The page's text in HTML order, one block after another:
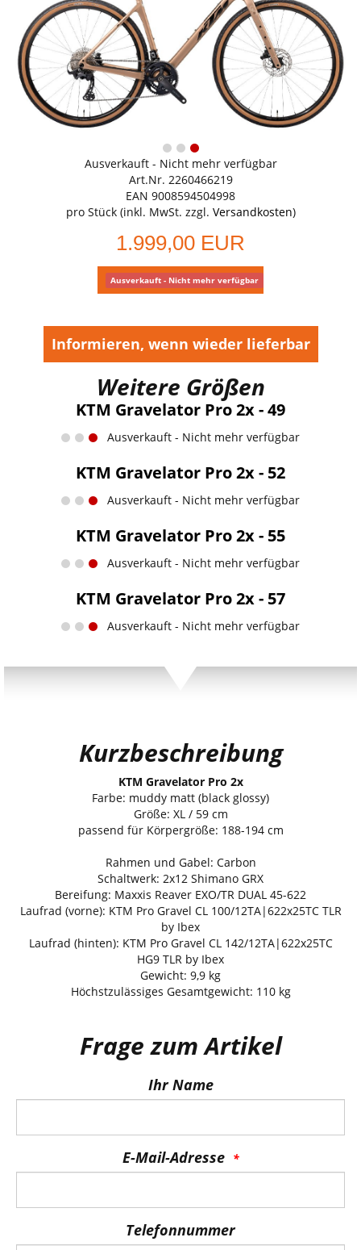
Ausverkauft - Nicht mehr verfügbar
Art.Nr. 2260466219
EAN 9008594504998
pro Stück (inkl. MwSt. zzgl. Versandkosten)
1.999,00 EUR
Ausverkauft - Nicht mehr verfügbar
Informieren, wenn wieder lieferbar
Weitere Größen
KTM Gravelator Pro 2x - 49
Ausverkauft - Nicht mehr verfügbar
KTM Gravelator Pro 2x - 52
Ausverkauft - Nicht mehr verfügbar
KTM Gravelator Pro 2x - 55
Ausverkauft - Nicht mehr verfügbar
KTM Gravelator Pro 2x - 57
Ausverkauft - Nicht mehr verfügbar
Kurzbeschreibung
KTM Gravelator Pro 2x
Farbe: muddy matt (black glossy)
Größe: XL / 59 cm
passend für Körpergröße: 188-194 cm
Rahmen und Gabel: Carbon
Schaltwerk: 2x12 Shimano GRX
Bereifung: Maxxis Reaver EXO/TR DUAL 45-622
Laufrad (vorne): KTM Pro Gravel CL 100/12TA|622x25TC TLR
by Ibex
Laufrad (hinten): KTM Pro Gravel CL 142/12TA|622x25TC
HG9 TLR by Ibex
Gewicht: 9,9 kg
Höchstzulässiges Gesamtgewicht: 110 kg
Frage zum Artikel
Ihr Name
E-Mail-Adresse
Telefonnummer